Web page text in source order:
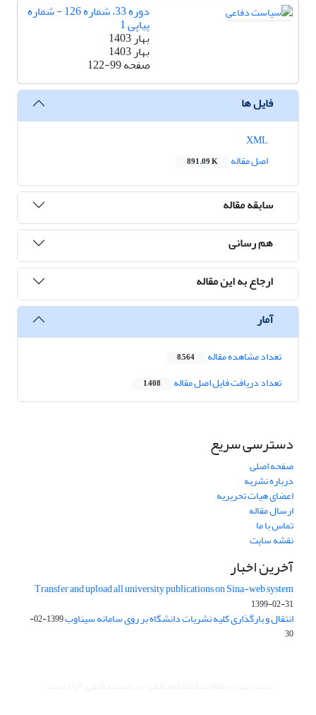
دوره 33، شماره 126 - شماره
پیاپی 1
بهار 1403
بهار 1403
صفحه122-99
فایل ها
اصل مقاله
891.09 K
سابقه مقاله
هم رسانی
ارجاع به این مقاله
آمار
تعداد مشاهده مقاله 8,564
تعداد دریافت فایل اصل مقاله 1,408
دسترسی سریع
صفحه اصلی
درباره نشریه
اعضای هیات تحریریه
ارسال مقاله
تماس با ما
نقشه سایت
آخرین اخبار
Transfer and upload all university publications on Sina-web system
1399-02-31
انتقال و بارگذاری کلیه نشریات دانشگاه بر روی سامانه سیناوب
1399-02-
30